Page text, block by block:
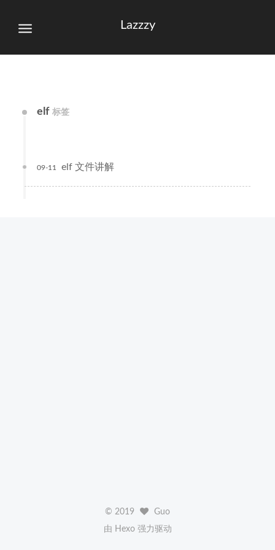
Lazzzy
elf 标签
elf 文件讲解
09-11
© 2019
Guo
由 Hexo 强力驱动